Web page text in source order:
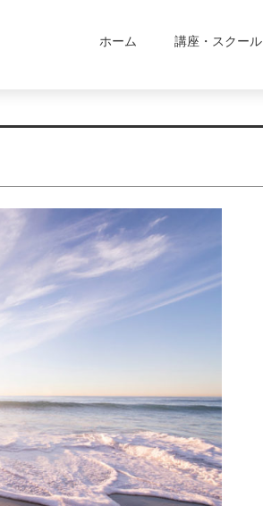
ホーム 講座・スクール